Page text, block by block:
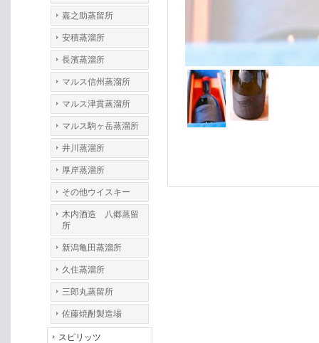
嘉之助蒸留所
安積蒸溜所
長濱蒸溜所
マルス信州蒸溜所
マルス津貫蒸溜所
マルス駒ヶ岳蒸溜所
井川蒸溜所
厚岸蒸溜所
その他ウイスキー
木内酒造 八郷蒸留
所
新潟亀田蒸溜所
久住蒸溜所
三郎丸蒸留所
佐藤焼酎製造場
スピリッツ